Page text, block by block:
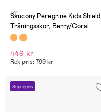
(0)
Saucony Peregrine Kids Shield
Träningsskor, Berry/Coral
449 kr
Rek pris: 799 kr
Superpris